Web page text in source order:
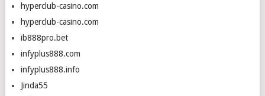
hyperclub-casino.com
hyperclub-casino.com
ib888pro.bet
infyplus888.com
infyplus888.info
Jinda55